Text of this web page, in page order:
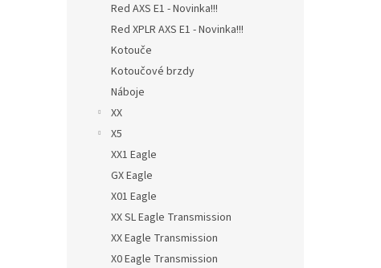
Red AXS E1 - Novinka!!!
Red XPLR AXS E1 - Novinka!!!
Kotouče
Kotoučové brzdy
Náboje
XX
X5
XX1 Eagle
GX Eagle
X01 Eagle
XX SL Eagle Transmission
XX Eagle Transmission
X0 Eagle Transmission